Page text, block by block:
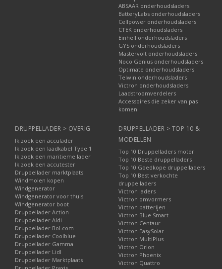
ABSAAR onderhoudsladers
BatteryLabs onderhoudsladers
Cellpower onderhoudsladers
CTEK onderhoudsladers
Einhell onderhoudsladers
GYS onderhoudsladers
Mastervolt onderhoudsladers
Noco Genius onderhoudsladers
Optimate onderhoudsladers
Telwin onderhoudsladers
Victron onderhoudsladers
Laadstroomverdelers
Accessoires die zeker van pas
komen
DRUPPELLADER > OVERIG
Ik zoek een acculader
Ik zoek een laadkabel Type 1
Ik zoek een maritieme lader
Ik zoek een accutester
Druppellader marktplaats
Windmolen kopen
Windgenerator
Windgenerator voor thuis
Windgenerator boot
Druppellader Action
Druppellader Aldi
Druppellader Bol.com
Druppellader Coolblue
Druppellader Gamma
Druppellader Lidl
Druppellader Marktplaats
DRUPPELLADER > TOP 10 &
MODELLEN
Top 10 Druppelladers motor
Top 10 Beste druppelladers
Top 10 Goedkope druppelladers
Top 10 Best verkochte
druppelladers
Victron laders
Victron omvormers
Victron batterijen
Victron Blue Smart
Victron Centaur
Victron EasySolar
Victron MultiPlus
Victron Orion
Victron Phoenix
Victron Quattro